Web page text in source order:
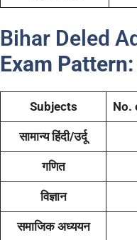
Bihar Deled
Exam Pattern:
Subjects No.
सामान्य हिंदी/उर्दू
गणित
विज्ञान
समाजिक अध्ययन